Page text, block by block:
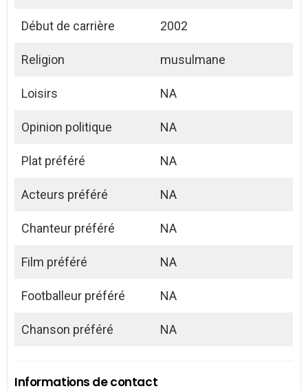
Début de carrière 2002
Religion musulmane
Loisirs NA
Opinion politique NA
Plat préféré NA
Acteurs préféré NA
Chanteur préféré NA
Film préféré NA
Footballeur préféré NA
Chanson préféré NA
Informations de contact